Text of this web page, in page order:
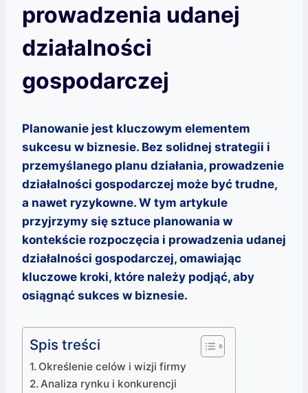
prowadzenia udanej
działalności
gospodarczej
Planowanie jest kluczowym elementem
sukcesu w biznesie. Bez solidnej strategii i
przemyślanego planu działania, prowadzenie
działalności gospodarczej może być trudne,
a nawet ryzykowne. W tym artykule
przyjrzymy się sztuce planowania w
kontekście rozpoczęcia i prowadzenia udanej
działalności gospodarczej, omawiając
kluczowe kroki, które należy podjąć, aby
osiągnąć sukces w biznesie.
Spis treści
Określenie celów i wizji firmy
Analiza rynku i konkurencji